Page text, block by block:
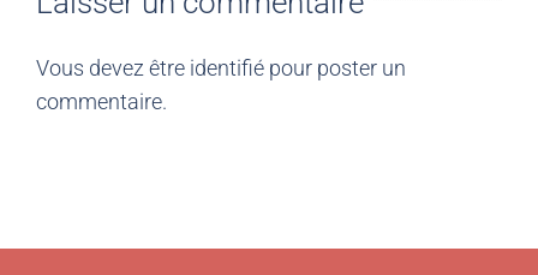
commentaire.